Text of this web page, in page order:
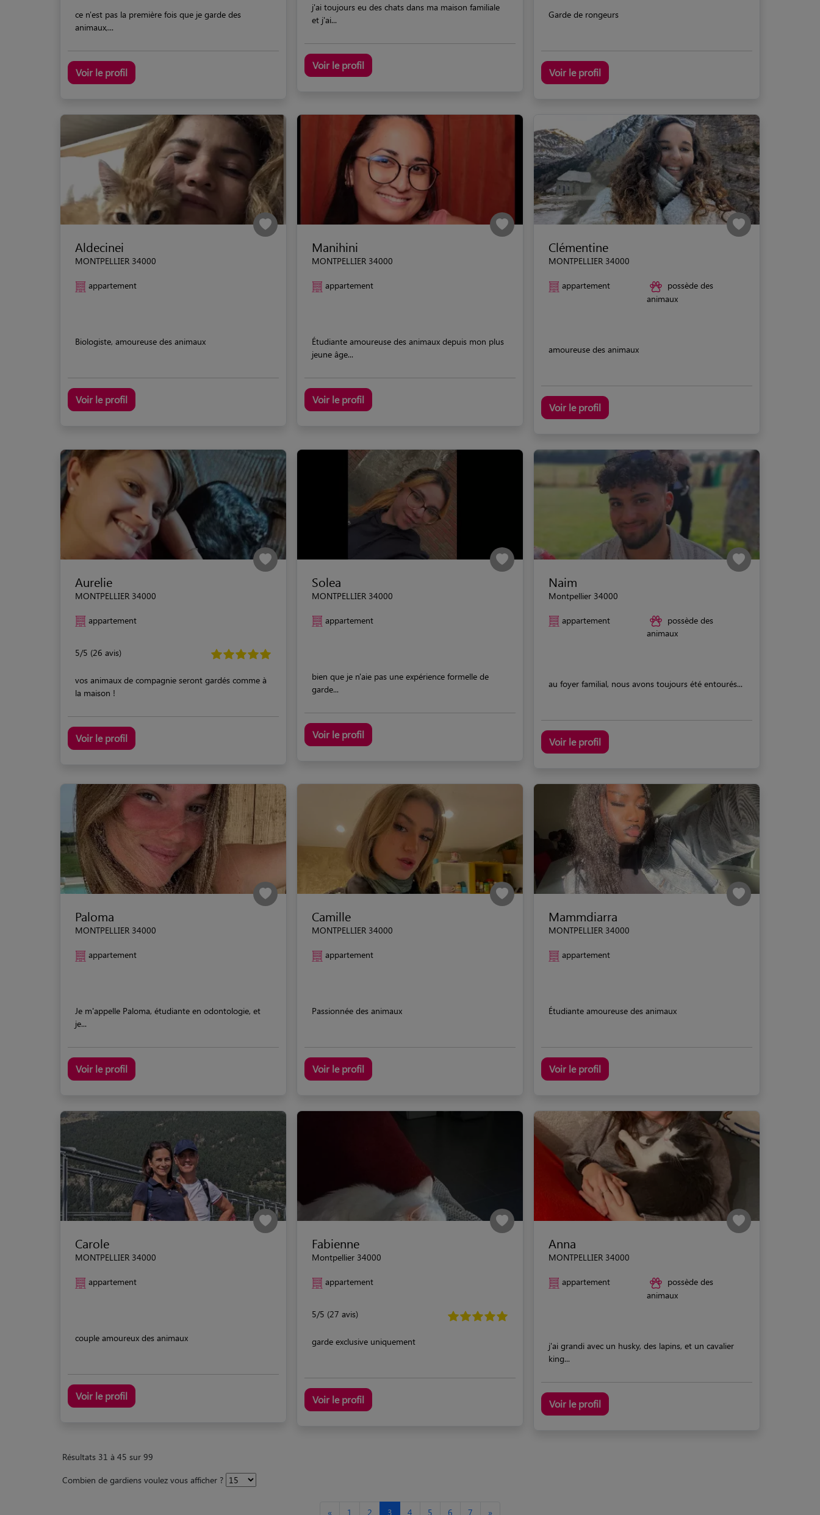
ce n'est pas la première fois que je garde des
animaux,...
Voir le profil
j'ai toujours eu des chats dans ma maison familiale
et j'ai...
Voir le profil
Garde de rongeurs
Voir le profil
Aldecinei
MONTPELLIER 34000
appartement
Biologiste, amoureuse des animaux
Voir le profil
Manihini
MONTPELLIER 34000
appartement
Étudiante amoureuse des animaux depuis mon plus
jeune âge...
Voir le profil
Clémentine
MONTPELLIER 34000
appartement
possède des
animaux
amoureuse des animaux
Voir le profil
Aurelie
MONTPELLIER 34000
appartement
5/5 (26 avis)
vos animaux de compagnie seront gardés comme à
la maison !
Voir le profil
Solea
MONTPELLIER 34000
appartement
bien que je n'aie pas une expérience formelle de
garde...
Voir le profil
Naim
Montpellier 34000
appartement
possède des
animaux
au foyer familial, nous avons toujours été entourés...
Voir le profil
Paloma
MONTPELLIER 34000
appartement
Je m'appelle Paloma, étudiante en odontologie, et
je...
Voir le profil
Camille
MONTPELLIER 34000
appartement
Passionnée des animaux
Voir le profil
Mammdiarra
MONTPELLIER 34000
appartement
Étudiante amoureuse des animaux
Voir le profil
Carole
MONTPELLIER 34000
appartement
couple amoureux des animaux
Voir le profil
Fabienne
Montpellier 34000
appartement
5/5 (27 avis)
garde exclusive uniquement
Voir le profil
Anna
MONTPELLIER 34000
appartement
possède des
animaux
j'ai grandi avec un husky, des lapins, et un cavalier
king...
Voir le profil
Résultats 31 à 45 sur 99
Combien de gardiens voulez vous afficher ?
« 1 2 3 4 5 6 7 »